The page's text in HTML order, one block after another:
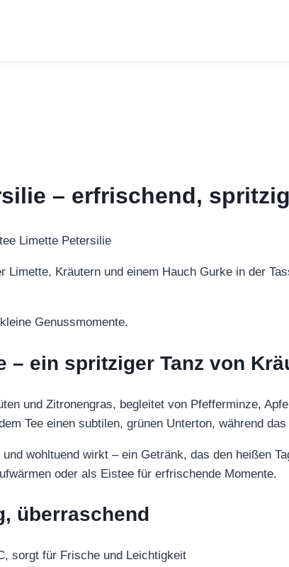
– erfrischend,
Limette, Kräutern und einem Hauch Gurke in der
Genussmomente.
– ein spritziger Tanz von
und Zitronengras, begleitet von Pfefferminze,
Tee einen subtilen, grünen Unterton, während
wohltuend wirkt – ein Getränk, das den heißen
oder als Eistee für erfrischende Momente.
überraschend
sorgt für Frische und Leichtigkeit